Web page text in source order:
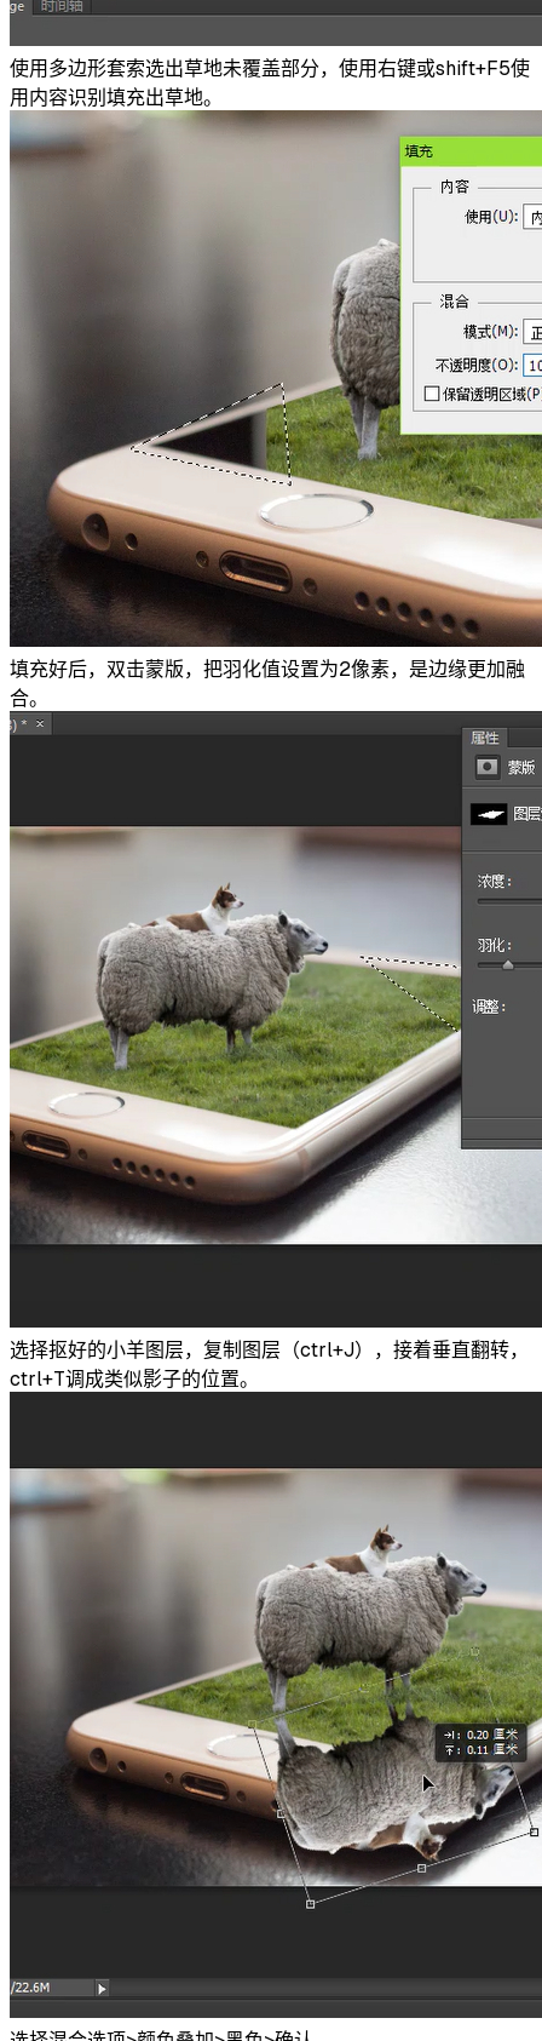
使用多边形套索选出草地未覆盖部分，使用右键或shift+F5使
用内容识别填充出草地。
填充好后，双击蒙版，把羽化值设置为2像素，是边缘更加融
合。
选择抠好的小羊图层，复制图层（ctrl+J），接着垂直翻转，
ctrl+T调成类似影子的位置。